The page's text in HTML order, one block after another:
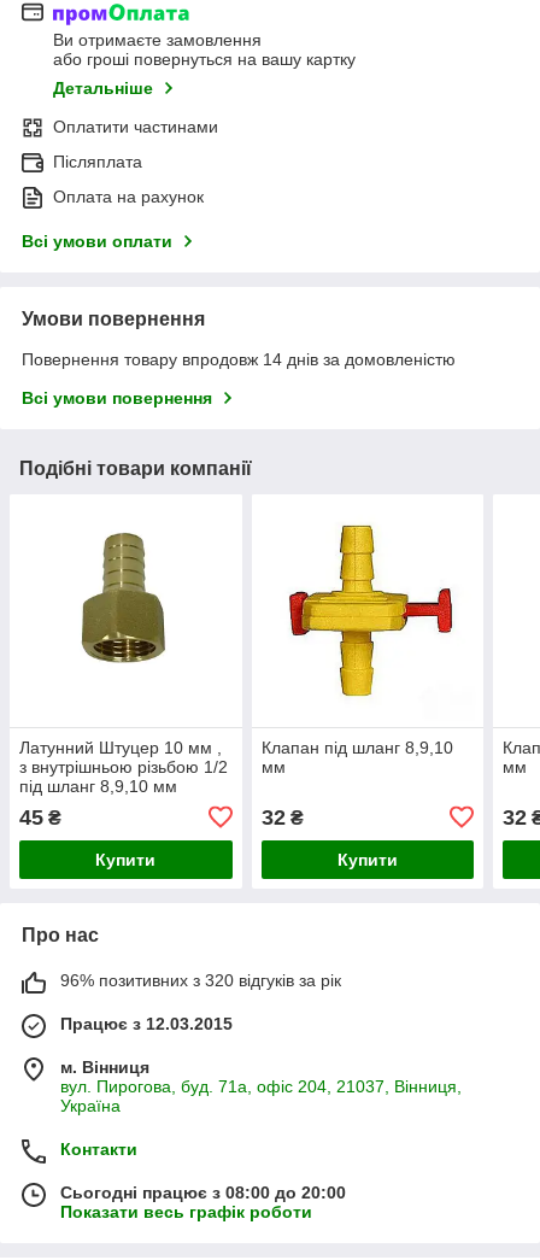
Ви отримаєте замовлення
або гроші повернуться на вашу картку
Детальніше
Оплатити частинами
Післяплата
Оплата на рахунок
Всі умови оплати
Умови повернення
Повернення товару впродовж 14 днів за домовленістю
Всі умови повернення
Подібні товари компанії
Латунний Штуцер 10 мм ,
з внутрішньою різьбою 1/2
під шланг 8,9,10 мм
45 ₴
Купити
Клапан під шланг 8,9,10
мм
32₴
Купити
мм
32
Про нас
96% позитивних з 320 відгуків за рік
Працює з 12.03.2015
м. Вінниця
вул. Пирогова, буд. 71а, офіс 204, 21037, Вінниця,
Україна
Контакти
Сьогодні працює з 08:00 до 20:00
Показати весь графік роботи